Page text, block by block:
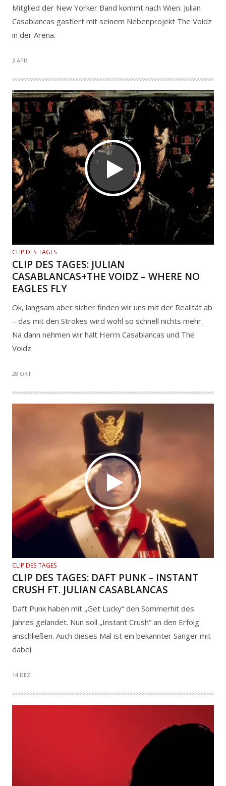
Mitglied der New Yorker Band kommt nach Wien. Julian
Casablancas gastiert mit seinem Nebenprojekt The Voidz
in der Arena.
3 APR.
CLIP DES TAGES
CLIP DES TAGES: JULIAN
CASABLANCAS+THE VOIDZ – WHERE NO
EAGLES FLY
Ok, langsam aber sicher finden wir uns mit der Realität ab
– das mit den Strokes wird wohl so schnell nichts mehr.
Na dann nehmen wir halt Herrn Casablancas und The
Voidz.
28 OKT.
CLIP DES TAGES
CLIP DES TAGES: DAFT PUNK – INSTANT
CRUSH FT. JULIAN CASABLANCAS
Daft Punk haben mit „Get Lucky“ den Sommerhit des
Jahres gelandet. Nun soll „Instant Crush“ an den Erfolg
anschließen. Auch dieses Mal ist ein bekannter Sänger mit
dabei.
14 DEZ.